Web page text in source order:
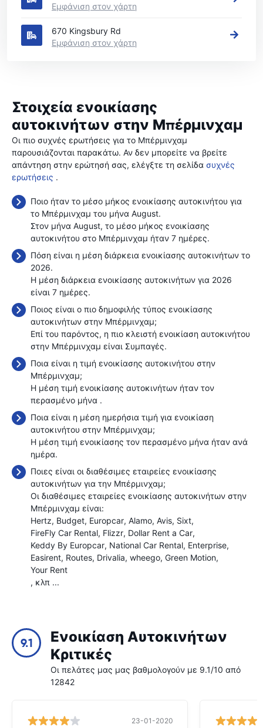
Εμφάνιση στον χάρτη
670 Kingsbury Rd
Εμφάνιση στον χάρτη
Στοιχεία ενοικίασης
αυτοκινήτων στην Μπέρμινχαμ
Οι πιο συχνές ερωτήσεις για το Μπέρμινχαμ
παρουσιάζονται παρακάτω. Αν δεν μπορείτε να βρείτε
απάντηση στην ερώτησή σας, ελέγξτε τη σελίδα συχνές
ερωτήσεις .
Ποιο ήταν το μέσο μήκος ενοικίασης αυτοκινήτου για
το Μπέρμινχαμ του μήνα August.
Στον μήνα August, το μέσο μήκος ενοικίασης
αυτοκινήτου στο Μπέρμινχαμ ήταν 7 ημέρες.
Πόση είναι η μέση διάρκεια ενοικίασης αυτοκινήτων το
2026.
Η μέση διάρκεια ενοικίασης αυτοκινήτων για 2026
είναι 7 ημέρες.
Ποιος είναι ο πιο δημοφιλής τύπος ενοικίασης
αυτοκινήτων στην Μπέρμινχαμ;
Επί του παρόντος, η πιο κλειστή ενοικίαση αυτοκινήτου
στην Μπέρμινχαμ είναι Συμπαγές.
Ποια είναι η τιμή ενοικίασης αυτοκινήτου στην
Μπέρμινχαμ;
Η μέση τιμή ενοικίασης αυτοκινήτων ήταν τον
περασμένο μήνα .
Ποια είναι η μέση ημερήσια τιμή για ενοικίαση
αυτοκινήτου στην Μπέρμινχαμ;
Η μέση τιμή ενοικίασης τον περασμένο μήνα ήταν ανά
ημέρα.
Ποιες είναι οι διαθέσιμες εταιρείες ενοικίασης
αυτοκινήτων για την Μπέρμινχαμ;
Οι διαθέσιμες εταιρείες ενοικίασης αυτοκινήτων στην
Μπέρμινχαμ είναι:
Hertz Budget Europcar Alamo Avis Sixt
FireFly Car Rental Flizzr Dollar Rent a Car
Keddy By Europcar National Car Rental Enterprise
Easirent Routes Drivalia wheego Green Motion
Your Rent
, κλπ ...
9.1
Ενοικίαση Αυτοκινήτων
Κριτικές
Οι πελάτες μας μας βαθμολογούν με 9.1/10 από
12842
23-01-2020